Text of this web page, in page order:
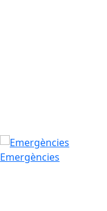
Emergències